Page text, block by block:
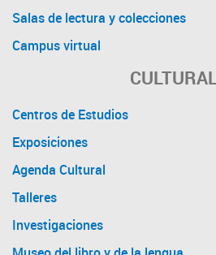
Salas de lectura y colecciones
Campus virtual
Centros de Estudios
Exposiciones
Agenda Cultural
Talleres
Investigaciones